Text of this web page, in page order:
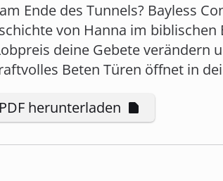
Ende des Tunnels? Bayless
von Hanna im
deine Gebete verändern
Beten Türen öffnet in
herunterladen